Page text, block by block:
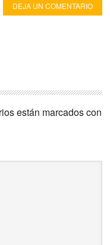
DEJA UN COMENTARIO
están marcados con